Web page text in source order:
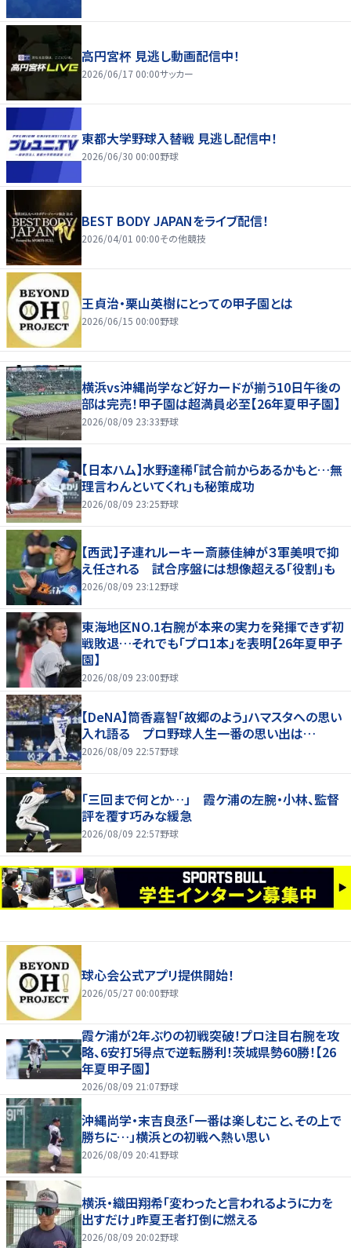
高円宮杯 見逃し動画配信中！
2026/06/17 00:00サッカー
東都大学野球入替戦 見逃し配信中！
2026/06/30 00:00野球
BEST BODY JAPANをライブ配信！
2026/04/01 00:00その他競技
王貞治・栗山英樹にとっての甲子園とは
2026/06/15 00:00野球
横浜vs沖縄尚学など好カードが揃う10日午後の
部は完売！甲子園は超満員必至【26年夏甲子園】
2026/08/09 23:33野球
【日本ハム】水野達稀「試合前からあるかもと…無
理言わんといてくれ」も秘策成功
2026/08/09 23:25野球
【西武】子連れルーキー斎藤佳紳が３軍美唄で抑
え任される 試合序盤には想像超える「役割」も
2026/08/09 23:12野球
東海地区NO.1右腕が本来の実力を発揮できず初
戦敗退…それでも「プロ1本」を表明【26年夏甲子
園】
2026/08/09 23:00野球
【DeNA】筒香嘉智「故郷のよう」ハマスタへの思い
入れ語る プロ野球人生一番の思い出は…
2026/08/09 22:57野球
「三回まで何とか…」 霞ケ浦の左腕・小林、監督
評を覆す巧みな緩急
2026/08/09 22:57野球
球心会公式アプリ提供開始！
2026/05/27 00:00野球
霞ケ浦が2年ぶりの初戦突破！プロ注目右腕を攻
略、6安打5得点で逆転勝利！茨城県勢60勝！【26
年夏甲子園】
2026/08/09 21:07野球
沖縄尚学・末吉良丞「一番は楽しむこと、その上で
勝ちに…」横浜との初戦へ熱い思い
2026/08/09 20:41 野球
横浜・織田翔希「変わったと言われるように力を
出すだけ」昨夏王者打倒に燃える
2026/08/09 20:02野球